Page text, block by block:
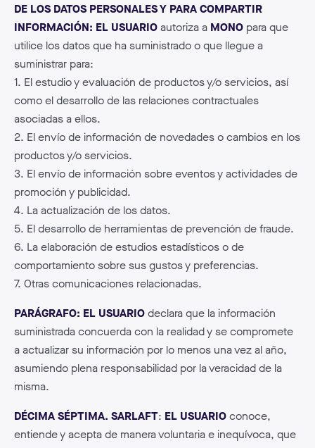
DE LOS DATOS PERSONALES Y PARA COMPARTIR
INFORMACIÓN: EL USUARIOautoriza a MONO para que
utilice los datos que ha suministrado o que llegue a
suministrar para:
1. El estudio y evaluación de productos y/o servicios, así
como el desarrollo de las relaciones contractuales
asociadas a ellos.
2. El envío de información de novedades o cambios en los
productos y/o servicios.
3. El envío de información sobre eventos y actividades de
promoción y publicidad.
4. La actualización de los datos.
5. El desarrollo de herramientas de prevención de fraude.
6. La elaboración de estudios estadísticos o de
comportamiento sobre sus gustos y preferencias.
7. Otras comunicaciones relacionadas.
PARÁGRAFO: EL USUARIOdeclara que la información
suministrada concuerda con la realidad y se compromete
a actualizar su información por lo menos una vez al año,
asumiendo plena responsabilidad por la veracidad de la
misma.
DÉCIMA SÉPTIMA. SARLAFT: EL USUARIOconoce,
entiende y acepta de manera voluntaria e inequívoca, que